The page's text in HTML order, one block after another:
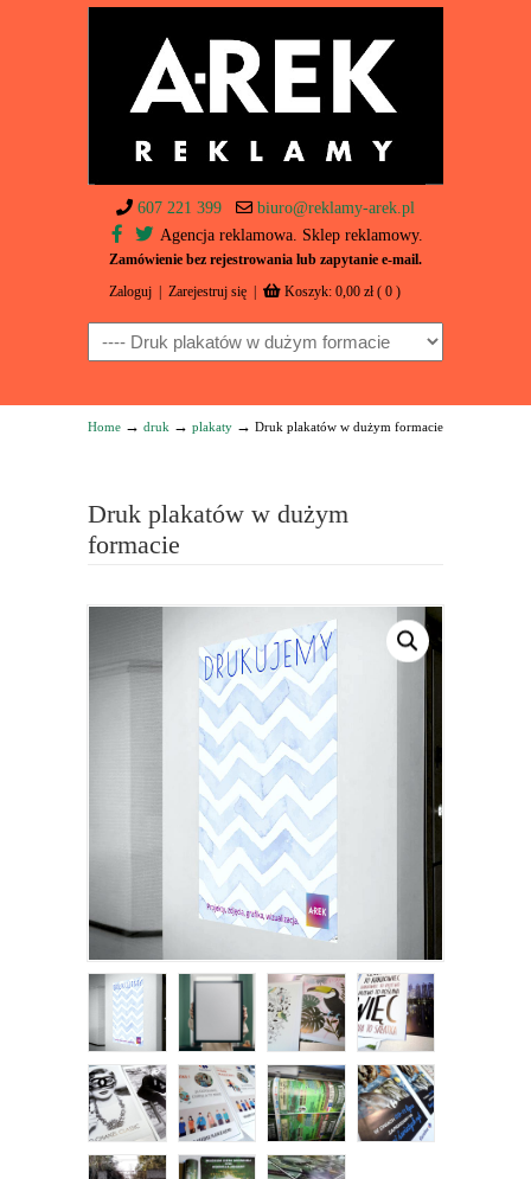
607 221 399
biuro@reklamy-arek.pl
Agencja reklamowa. Sklep reklamowy.
Zamówienie bez rejestrowania lub zapytanie e-mail.
Zaloguj Zarejestruj się Koszyk: 0,00 zł ( 0 )
Navigation
Home → druk → plakaty → Druk plakatów w dużym formacie
Druk plakatów w dużym
formacie